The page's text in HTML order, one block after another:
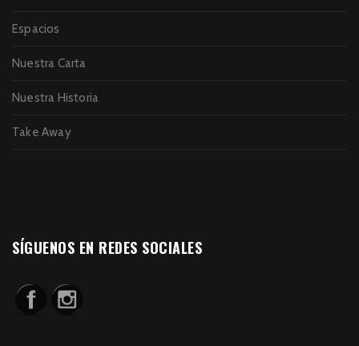
Espacios
Nuestra Carta
Nuestra Historia
Take Away
SÍGUENOS EN REDES SOCIALES